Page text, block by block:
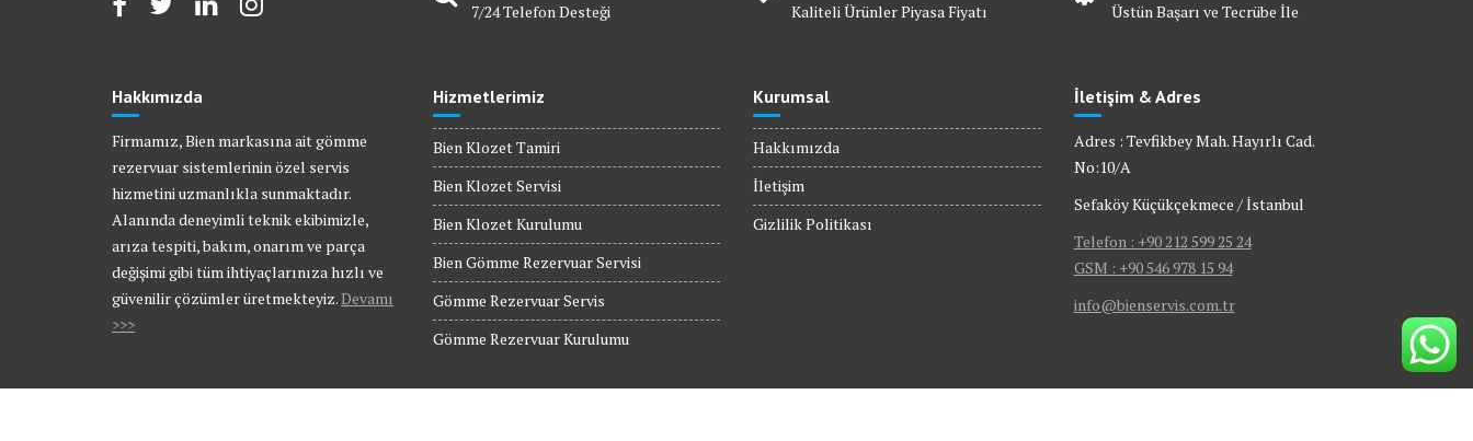
7/24 Telefon Desteği
Kaliteli Ürünler Piyasa Fiyatı
Üstün Başarı ve Tecrübe İle
Hakkımızda
Firmamız, Bien markasına ait gömme
rezervuar sistemlerinin özel servis
hizmetini uzmanlıkla sunmaktadır.
Alanında deneyimli teknik ekibimizle,
arıza tespiti, bakım, onarım ve parça
değişimi gibi tüm ihtiyaçlarınıza hızlı ve
güvenilir çözümler üretmekteyiz.Devamı
>>>
Hizmetlerimiz
Bien Klozet Tamiri
Bien Klozet Servisi
Bien Klozet Kurulumu
Bien Gömme Rezervuar Servisi
Gömme Rezervuar Servis
Gömme Rezervuar Kurulumu
Kurumsal
Hakkımızda
İletişim
Gizlilik Politikası
İletişim & Adres
Adres : Tevfikbey Mah. Hayırlı Cad.
No:10/A
Sefaköy Küçükçekmece / İstanbul
Telefon : +90 212 599 25 24
GSM : +90 546 978 15 94
info@bienservis.com.tr